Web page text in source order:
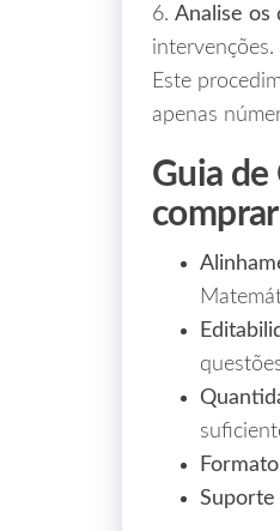
6. Analise os
intervenções.
Este
apenas
Guia de
comprar